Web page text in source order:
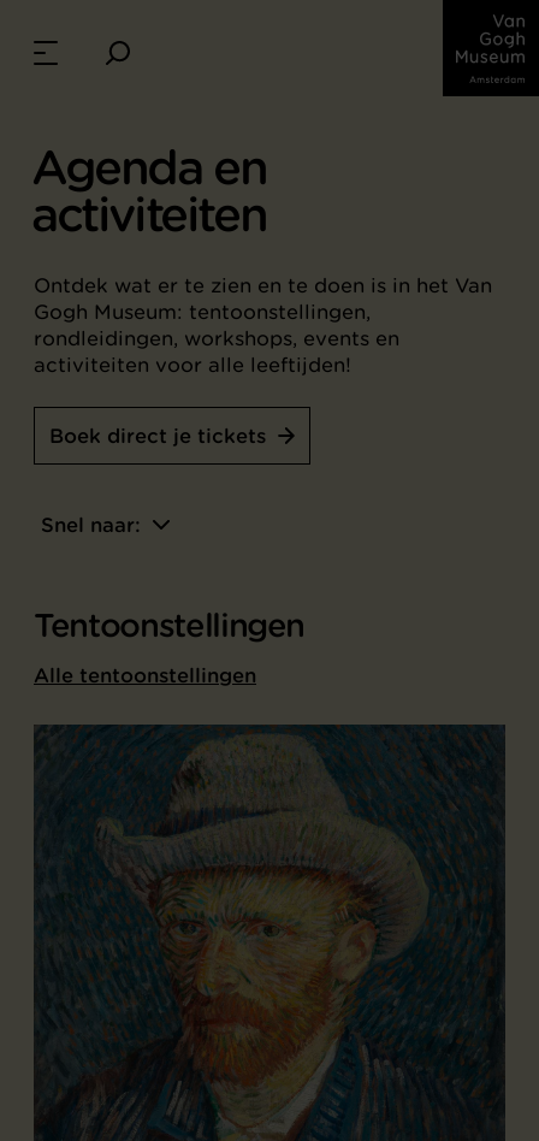
Agenda en
activiteiten
Ontdek wat er te zien en te doen is in het Van
Gogh Museum: tentoonstellingen,
rondleidingen, workshops, events en
activiteiten voor alle leeftijden!
Boek direct je tickets
Snel naar:
Tentoonstellingen
Alle tentoonstellingen